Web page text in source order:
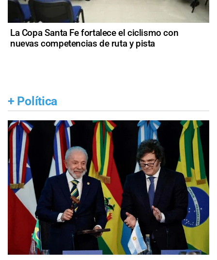
La Copa Santa Fe fortalece el ciclismo con
nuevas competencias de ruta y pista
+ Política